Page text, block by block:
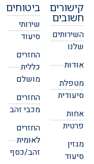
קישורים
חשובים
השירותים
שלנו
אודות
מטפלת
סיעודית
אחות
פרטית
מגזין
סיעוד
ביטוחים
שירותי
סיעוד
החזרים
כללית
מושלם
החזרים
מכבי זהב
החזרים
לאומית
זהב/כסף